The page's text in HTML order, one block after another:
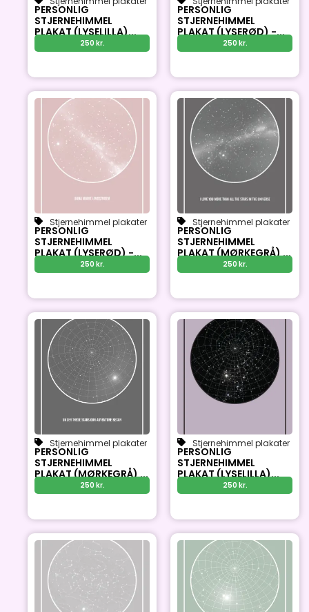
PERSONLIG
STJERNEHIMMEL
PLAKAT (LYSELILLA)...
250 kr.
PERSONLIG
STJERNEHIMMEL
PLAKAT (LYSERØD) -...
250 kr.
Stjernehimmel plakater
PERSONLIG
STJERNEHIMMEL
PLAKAT (LYSERØD) -...
250 kr.
Stjernehimmel plakater
PERSONLIG
STJERNEHIMMEL
PLAKAT (MØRKEGRÅ) ...
250 kr.
Stjernehimmel plakater
PERSONLIG
STJERNEHIMMEL
PLAKAT (MØRKEGRÅ) ...
250 kr.
Stjernehimmel plakater
PERSONLIG
STJERNEHIMMEL
PLAKAT (LYSELILLA)...
250 kr.